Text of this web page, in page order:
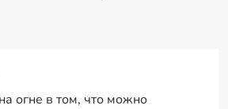
огне в том, что можно